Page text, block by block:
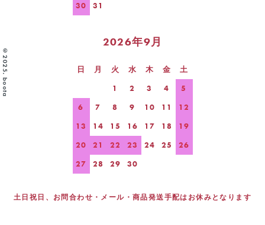
30
31
2026年9月
日 月 火 水 木 金
土
1
2 3 4
5
6
7 8 9 10 11
12
13
14 15 16 17 18
19
20
21 22 23 24 25
26
27
28 29 30
土日祝日、お問合わせ・メール・商品発送手配はお休みとなります
©2025. boota